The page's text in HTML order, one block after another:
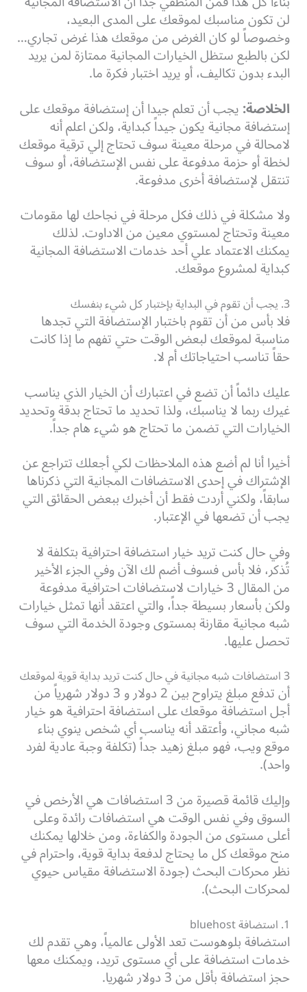
لن تكون مناسبك لموقعك على المدى البعيد،
وخصوصاً لو كان الغرض من موقعك هذا غرض تجاري…
لكن بالطبع ستظل الخيارات المجانية ممتازة لمن يريد
البدء بدون تكاليف، أو يريد اختبار فكرة ما.
الخلاصة:يجب أن تعلم جيدا أن إستضافة موقعك على
إستضافة مجانية يكون جيداً كبداية، ولكن اعلم أنه
لامحالة في مرحلة معينة سوف تحتاج إلي ترقية موقعك
لخطة أو حزمة مدفوعة على نفس الإستضافة،أو سوف
تنتقل لإستضافة أخرى مدفوعة.
ولا مشكلة في ذلك فكل مرحلة في نجاحك لها مقومات
معينة وتحتاج لمستوي معين من الاداوت.لذلك
يمكنك الاعتماد علي أحد خدمات الاستضافة المجانية
كبداية لمشروع موقعك.
3. يجب أن تقوم في البداية بإختبار كل شيء بنفسك
فلا بأس من أن تقوم باختبار الإستضافة التي تجدها
مناسبة لموقعك لبعض الوقت حتي تفهم ما إذا كانت
حقاً تناسب احتياجاتك أم لا.
عليك دائماً أن تضع في اعتبارك أن الخيار الذي يناسب
غيرك ربما لا يناسبك، ولذا تحديد ما تحتاج بدقة وتحديد
الخيارات التي تضمن ما تحتاج هو شيء هام جداً.
أخيرا أنا لم أضع هذه الملاحظات لكي أجعلك تتراجع عن
الإشتراك في إحدى الاستضافات المجانية التي ذكرناها
سابقاً، ولكني أردت فقط أن أخبرك ببعض الحقائق التي
يجب أن تضعها في الإعتبار.
وفي حال كنت تريد خيار استضافة احترافية بتكلفة لا
تُذكر، فلا بأس فسوف أضم لك الآن وفي الجزء الأخير
من المقال 3 خيارات لاستضافات احترافية مدفوعة
ولكن بأسعار بسيطة جداً، والتي اعتقد أنها تمثل خيارات
شبه مجانية مقارنة بمستوى وجودة الخدمة التي سوف
تحصل عليها.
3 استضافات شبه مجانية في حال كنت تريد بداية قوية لموقعك
أن تدفع مبلغ يتراوح بين 2 دولار و 3 دولار شهرياً من
أجل استضافة موقعك على استضافة احترافية هو خيار
شبه مجاني، وأعتقد أنه يناسب أي شخص ينوي بناء
موقع ويب، فهو مبلغ زهيد جداً (تكلفة وجبة عادية لفرد
واحد).
وإليك قائمة قصيرة من 3 استضافات هي الأرخص في
السوق وفي نفس الوقت هي استضافات رائدة وعلى
أعلى مستوى من الجودة والكفاءة، ومن خلالها يمكنك
منح موقعك كل ما يحتاج لدفعة بداية قوية، واحترام في
نظر محركات البحث (جودة الاستضافة مقياس حيوي
لمحركات البحث).
1. استضافة bluehost
استضافة بلوهوست تعد الأولى عالمياً، وهي تقدم لك
خدمات استضافة على أي مستوى تريد، ويمكنك معها
حجز استضافة بأقل من 3 دولار شهريا.